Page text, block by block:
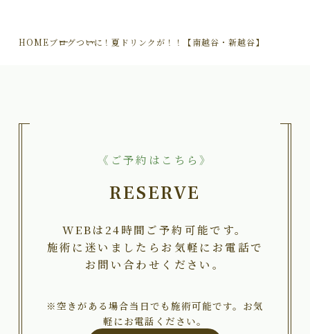
HOMEブログついに！夏ドリンクが！！【南越谷・新越谷】
《ご予約はこちら》
RESERVE
WEBは24時間ご予約可能です。
施術に迷いましたらお気軽にお電話で
お問い合わせください。
※空きがある場合当日でも施術可能です。お気
軽にお電話ください。